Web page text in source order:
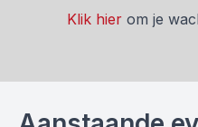
Klik hier om je